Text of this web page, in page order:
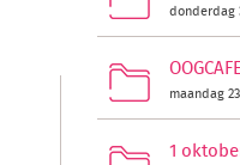
donderdag
maandag
1